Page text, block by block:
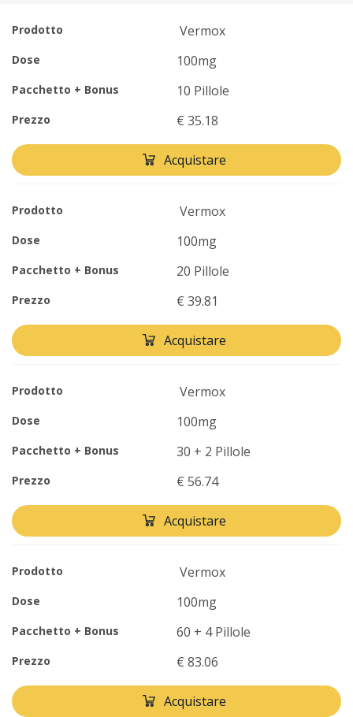
Prodotto Vermox
Dose 100mg
Pacchetto + Bonus 10 Pillole
Prezzo € 35.18
Acquistare
Prodotto Vermox
Dose 100mg
Pacchetto + Bonus 20 Pillole
Prezzo € 39.81
Acquistare
Prodotto Vermox
Dose 100mg
Pacchetto + Bonus 30 + 2 Pillole
Prezzo € 56.74
Acquistare
Prodotto Vermox
Dose 100mg
Pacchetto + Bonus 60 + 4 Pillole
Prezzo € 83.06
Acquistare